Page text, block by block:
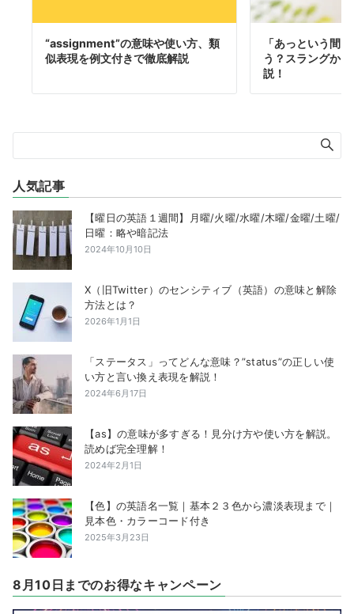
“assignment”の意味や使い方、類
似表現を例文付きで徹底解説
「あっという間
う？スラングか
説！
人気記事
【曜日の英語１週間】月曜/火曜/水曜/木曜/金曜/土曜/
日曜：略や暗記法
2024年10月10日
X（旧Twitter）のセンシティブ（英語）の意味と解除
方法とは？
2026年1月1日
「ステータス」ってどんな意味？”status”の正しい使
い方と言い換え表現を解説！
2024年6月17日
【as】の意味が多すぎる！見分け方や使い方を解説。
読めば完全理解！
2024年2月1日
【色】の英語名一覧｜基本２３色から濃淡表現まで｜
見本色・カラーコード付き
2025年3月23日
8月10日までのお得なキャンペーン